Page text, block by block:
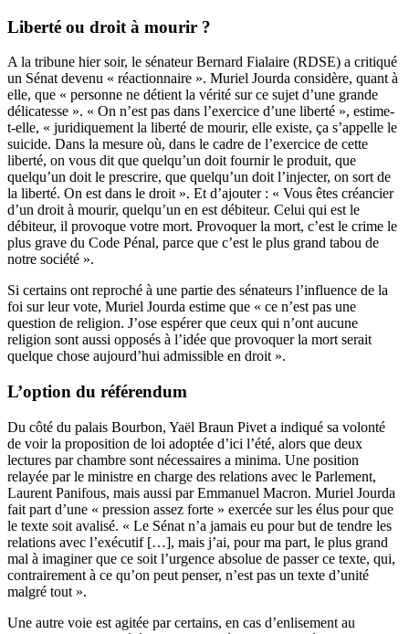
Liberté ou droit à mourir ?
A la tribune hier soir, le sénateur Bernard Fialaire (RDSE) a critiqué
un Sénat devenu « réactionnaire ». Muriel Jourda considère, quant à
elle, que « personne ne détient la vérité sur ce sujet d’une grande
délicatesse ». « On n’est pas dans l’exercice d’une liberté », estime-
t-elle, « juridiquement la liberté de mourir, elle existe, ça s’appelle le
suicide. Dans la mesure où, dans le cadre de l’exercice de cette
liberté, on vous dit que quelqu’un doit fournir le produit, que
quelqu’un doit le prescrire, que quelqu’un doit l’injecter, on sort de
la liberté. On est dans le droit ». Et d’ajouter : « Vous êtes créancier
d’un droit à mourir, quelqu’un en est débiteur. Celui qui est le
débiteur, il provoque votre mort. Provoquer la mort, c’est le crime le
plus grave du Code Pénal, parce que c’est le plus grand tabou de
notre société ».
Si certains ont reproché à une partie des sénateurs l’influence de la
foi sur leur vote, Muriel Jourda estime que « ce n’est pas une
question de religion. J’ose espérer que ceux qui n’ont aucune
religion sont aussi opposés à l’idée que provoquer la mort serait
quelque chose aujourd’hui admissible en droit ».
L’option du référendum
Du côté du palais Bourbon, Yaël Braun Pivet a indiqué sa volonté
de voir la proposition de loi adoptée d’ici l’été, alors que deux
lectures par chambre sont nécessaires a minima. Une position
relayée par le ministre en charge des relations avec le Parlement,
Laurent Panifous, mais aussi par Emmanuel Macron. Muriel Jourda
fait part d’une « pression assez forte » exercée sur les élus pour que
le texte soit avalisé. « Le Sénat n’a jamais eu pour but de tendre les
relations avec l’exécutif […], mais j’ai, pour ma part, le plus grand
mal à imaginer que ce soit l’urgence absolue de passer ce texte, qui,
contrairement à ce qu’on peut penser, n’est pas un texte d’unité
malgré tout ».
Une autre voie est agitée par certains, en cas d’enlisement au